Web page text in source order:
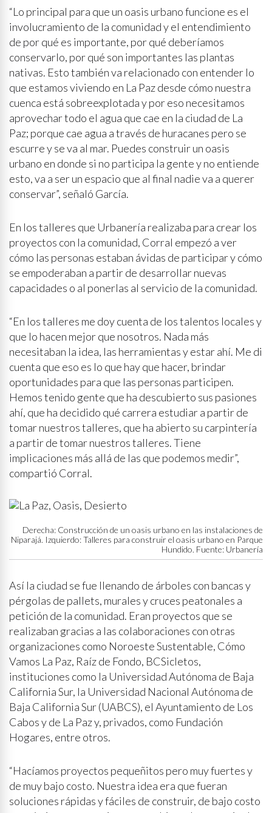
“Lo principal para que un oasis urbano funcione es el
involucramiento de la comunidad y el entendimiento
de por qué es importante, por qué deberíamos
conservarlo, por qué son importantes las plantas
nativas. Esto también va relacionado con entender lo
que estamos viviendo en La Paz desde cómo nuestra
cuenca está sobreexplotada y por eso necesitamos
aprovechar todo el agua que cae en la ciudad de La
Paz; porque cae agua a través de huracanes pero se
escurre y se va al mar. Puedes construir un oasis
urbano en donde si no participa la gente y no entiende
esto, va a ser un espacio que al final nadie va a querer
conservar”, señaló García.
En los talleres que Urbanería realizaba para crear los
proyectos con la comunidad, Corral empezó a ver
cómo las personas estaban ávidas de participar y cómo
se empoderaban a partir de desarrollar nuevas
capacidades o al ponerlas al servicio de la comunidad.
“En los talleres me doy cuenta de los talentos locales y
que lo hacen mejor que nosotros. Nada más
necesitaban la idea, las herramientas y estar ahí. Me di
cuenta que eso es lo que hay que hacer, brindar
oportunidades para que las personas participen.
Hemos tenido gente que ha descubierto sus pasiones
ahí, que ha decidido qué carrera estudiar a partir de
tomar nuestros talleres, que ha abierto su carpintería
a partir de tomar nuestros talleres. Tiene
implicaciones más allá de las que podemos medir”,
compartió Corral.
Derecha: Construcción de un oasis urbano en las instalaciones de
Niparajá. Izquierdo: Talleres para construir el oasis urbano en Parque
Hundido. Fuente: Urbanería
Así la ciudad se fue llenando de árboles con bancas y
pérgolas de pallets, murales y cruces peatonales a
petición de la comunidad. Eran proyectos que se
realizaban gracias a las colaboraciones con otras
organizaciones como Noroeste Sustentable, Cómo
Vamos La Paz, Raíz de Fondo, BCSicletos,
instituciones como la Universidad Autónoma de Baja
California Sur, la Universidad Nacional Autónoma de
Baja California Sur (UABCS), el Ayuntamiento de Los
Cabos y de La Paz y, privados, como Fundación
Hogares, entre otros.
“Hacíamos proyectos pequeñitos pero muy fuertes y
de muy bajo costo. Nuestra idea era que fueran
soluciones rápidas y fáciles de construir, de bajo costo